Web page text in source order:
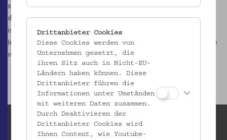
stellt ein Zeugnis für die Mobilitätsgeschichte des 20. Jahrhunderts
dar, in der Rucksäcke eine besondere Stellung einnehmen. Und er
ist ein Zeugnis für große Themen der Moderne, für die Fragen nach
Individuum und Masse, privat und öffentlich, sowie für die Diskurse
rund um die Musealisierung des Alltäglichen.
Drittanbieter Cookies
Diese Cookies werden von
Unternehmen gesetzt, die
ihren Sitz auch in Nicht-EU-
Ländern haben können. Diese
Drittanbieter führen die
Informationen unter Umständen
mit weiteren Daten zusammen.
Durch Deaktivieren der
Drittanbieter Cookies wird
Ihnen Content, wie Youtube-